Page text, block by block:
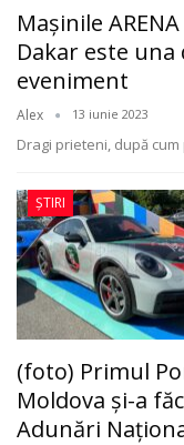
Mașinile
Dakar este
eveniment
Alex 13 iunie 2023
Dragi prieteni, după
ȘTIRI
(foto) Primul
Moldova şi-a
Adunări